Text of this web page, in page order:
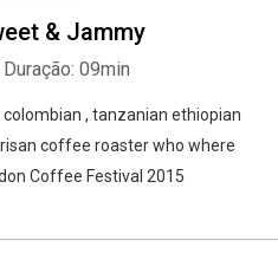
& Jammy
Duração: 09min
, tanzanian ethiopian
coffee roaster who where
Coffee Festival 2015